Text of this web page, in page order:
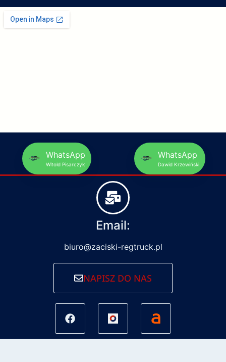
WhatsApp
Witold Pisarczyk
WhatsApp
Dawid Krzewiński
Email:
biuro@zaciski-regtruck.pl
NAPISZ DO NAS